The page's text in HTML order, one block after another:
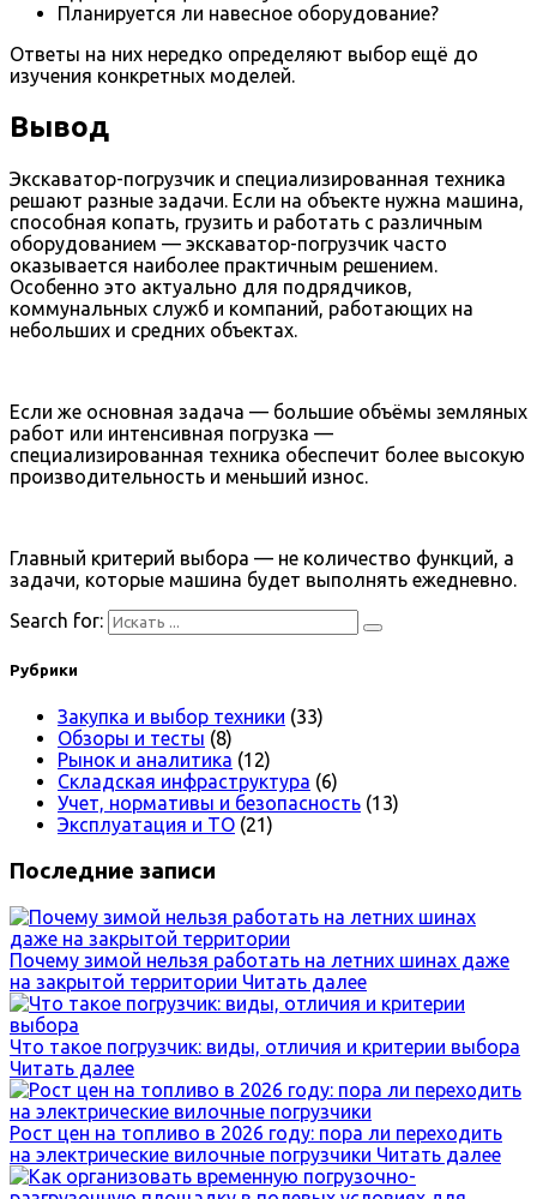
Планируется ли навесное оборудование?
Ответы на них нередко определяют выбор ещё до
изучения конкретных моделей.
Вывод
Экскаватор-погрузчик и специализированная техника
решают разные задачи. Если на объекте нужна машина,
способная копать, грузить и работать с различным
оборудованием — экскаватор-погрузчик часто
оказывается наиболее практичным решением.
Особенно это актуально для подрядчиков,
коммунальных служб и компаний, работающих на
небольших и средних объектах.
Если же основная задача — большие объёмы земляных
работ или интенсивная погрузка —
специализированная техника обеспечит более высокую
производительность и меньший износ.
Главный критерий выбора — не количество функций, а
задачи, которые машина будет выполнять ежедневно.
Search for:
Рубрики
Закупка и выбор техники (33)
Обзоры и тесты (8)
Рынок и аналитика (12)
Складская инфраструктура (6)
Учет, нормативы и безопасность (13)
Эксплуатация и ТО (21)
Последние записи
Почему зимой нельзя работать на летних шинах даже
на закрытой территории Читать далее
Что такое погрузчик: виды, отличия и критерии выбора
Читать далее
Рост цен на топливо в 2026 году: пора ли переходить
на электрические вилочные погрузчики Читать далее